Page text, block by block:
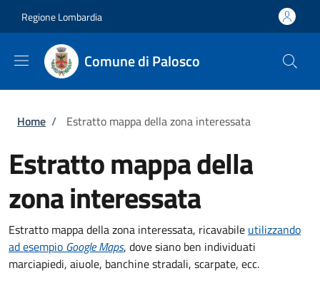
Regione Lombardia
Comune di Palosco
Briciole di pane
Home / Estratto mappa della zona interessata
Estratto mappa della
zona interessata
Estratto mappa della zona interessata, ricavabile utilizzando
ad esempio Google Maps, dove siano ben individuati
marciapiedi, aiuole, banchine stradali, scarpate, ecc.